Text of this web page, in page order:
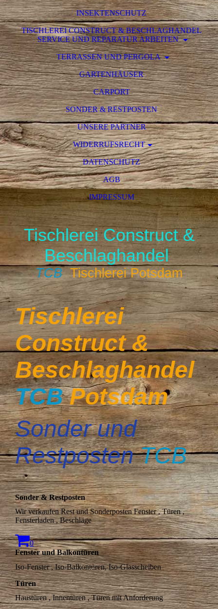
INSEKTENSCHUTZ
TISCHLEREI CONSTRUCT & BESCHLAGHANDEL
SERVICE UND REPARATUR ARBEITEN
TERRASSEN UND PERGOLA
GARTENHÄUSER
CARPORT
SONDER & RESTPOSTEN
UNSERE PARTNER
WIDERRUFSRECHT
DATENSCHUTZ
AGB
IMPRESSUM
Tischlerei Construct &
Beschlaghandel
TCBTischlerei Potsdam
Tischlerei
Construct &
Beschlaghandel
TCBPotsdam
Sonder und
RestpostenTCB
Sonder & Restposten
Wir verkaufen Rest und Sonderposten Fenster , Türen ,
Fensterladen , Beschläge
0
Fenster und Balkontüren
Iso-Fenster , Iso-Balkontüren, Iso-Glasscheiben
Türen
Haustüren , Innentüren , Türen mit Anforderung